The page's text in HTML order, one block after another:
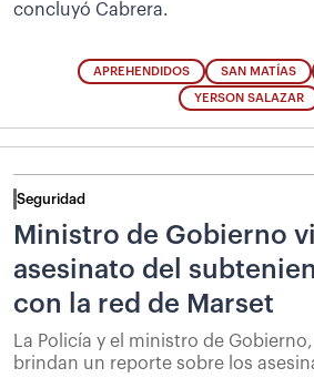
concluyó Cabrera.
APREHENDIDOS SAN MATÍAS
YERSON SALAZAR
Seguridad
Ministro de Gobierno
asesinato del
con la red de Marset
La Policía y el ministro de
brindan un reporte sobre los